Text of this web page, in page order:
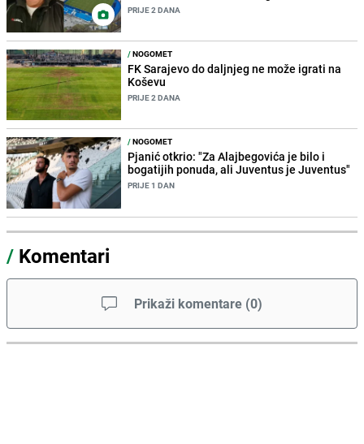
PRIJE 2 DANA
/NOGOMET
FK Sarajevo do daljnjeg ne može igrati na
Koševu
PRIJE 2 DANA
/NOGOMET
Pjanić otkrio: "Za Alajbegovića je bilo i
bogatijih ponuda, ali Juventus je Juventus"
PRIJE 1 DAN
/ Komentari
Prikaži komentare (0)